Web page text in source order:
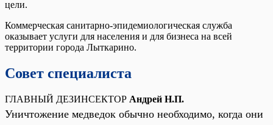
цели.
Коммерческая санитарно-эпидемиологическая служба
оказывает услуги для населения и для бизнеса на всей
территории города Лыткарино.
Совет специалиста
ГЛАВНЫЙ ДЕЗИНСЕКТОР Андрей Н.П.
Уничтожение медведок обычно необходимо, когда они